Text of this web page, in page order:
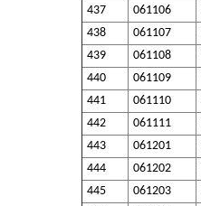
437
061106
438
061107
439
061108
440
061109
441
061110
442
061111
443
061201
444
061202
445
061203